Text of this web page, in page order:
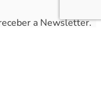
a Newsletter.